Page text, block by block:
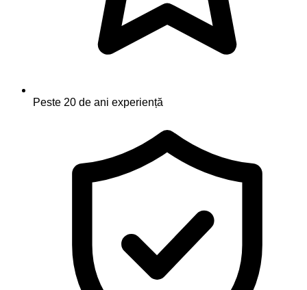
Peste 20 de ani experiență